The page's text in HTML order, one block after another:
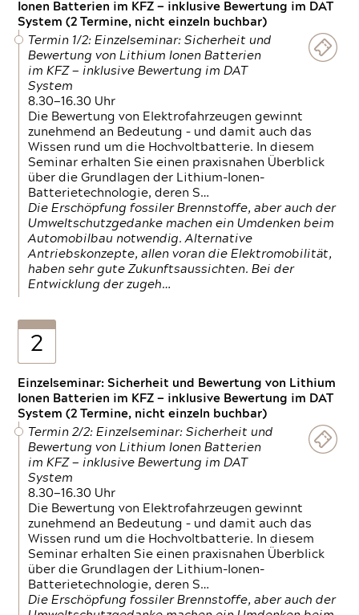
Ionen Batterien im KFZ — inklusive Bewertung im DAT
System (2 Termine, nicht einzeln buchbar)
Termin 1/2: Einzelseminar: Sicherheit und
Bewertung von Lithium Ionen Batterien
im KFZ — inklusive Bewertung im DAT
System
8.30—16.30 Uhr
Die Bewertung von Elektrofahrzeugen gewinnt
zunehmend an Bedeutung – und damit auch das
Wissen rund um die Hochvoltbatterie. In diesem
Seminar erhalten Sie einen praxisnahen Überblick
über die Grundlagen der Lithium-Ionen-
Batterietechnologie, deren S…
Die Erschöpfung fossiler Brennstoffe, aber auch der
Umweltschutzgedanke machen ein Umdenken beim
Automobilbau notwendig. Alternative
Antriebskonzepte, allen voran die Elektromobilität,
haben sehr gute Zukunftsaussichten. Bei der
Entwicklung der zugeh…
2
Einzelseminar: Sicherheit und Bewertung von Lithium
Ionen Batterien im KFZ — inklusive Bewertung im DAT
System (2 Termine, nicht einzeln buchbar)
Termin 2/2: Einzelseminar: Sicherheit und
Bewertung von Lithium Ionen Batterien
im KFZ — inklusive Bewertung im DAT
System
8.30—16.30 Uhr
Die Bewertung von Elektrofahrzeugen gewinnt
zunehmend an Bedeutung – und damit auch das
Wissen rund um die Hochvoltbatterie. In diesem
Seminar erhalten Sie einen praxisnahen Überblick
über die Grundlagen der Lithium-Ionen-
Batterietechnologie, deren S…
Die Erschöpfung fossiler Brennstoffe, aber auch der